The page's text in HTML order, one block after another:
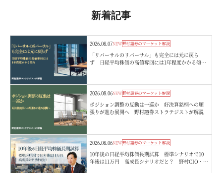
新着記事
2026.08.07NEW野村證券のマーケット解説
「リバーサルのリバーサル」も完全には元に戻ら
ず 日経平均株価の高値奪回には1年程度かかる傾
2026.08.06NEW野村證券のマーケット解説
ポジション調整の反動は一巡か 好決算銘柄への順
張りが進む展開へ 野村證券ストラテジストが解説
2026.08.06NEW野村證券のマーケット解説
10年後の日経平均株価長期試算 標準シナリオで10
年後は11万円 高成長シナリオだと？ 野村CIO・宮